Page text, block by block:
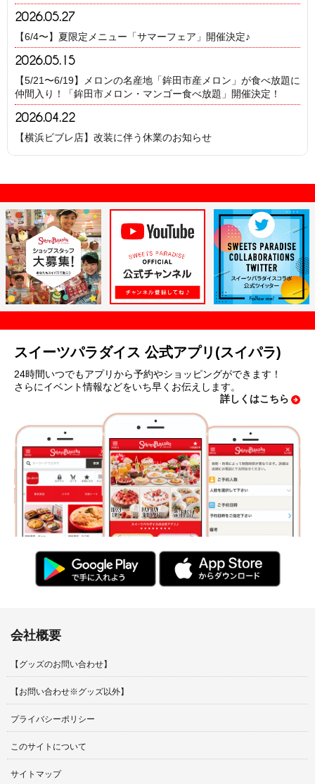
2026.05.27
【6/4〜】夏限定メニュー「サマーフェア」開催決定♪
2026.05.15
【5/21〜6/19】メロンの名産地「鉾田市産メロン」が食べ放題に
仲間入り！「鉾田市メロン・マンゴー食べ放題」開催決定！
2026.04.22
【横浜ビブレ店】改装に伴う休業のお知らせ
スイーツパラダイス 公式アプリ(スイパラ)
24時間いつでもアプリから予約やショッピングができます！
さらにイベント情報などをいち早くお伝えします。
詳しくはこちら
会社概要
【グッズのお問い合わせ】
【お問い合わせ※グッズ以外】
プライバシーポリシー
このサイトについて
サイトマップ